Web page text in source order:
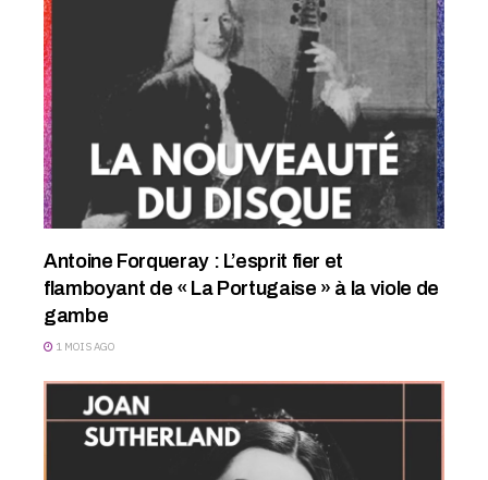
Antoine Forqueray : L’esprit fier et
flamboyant de « La Portugaise » à la viole de
gambe
1 MOIS AGO